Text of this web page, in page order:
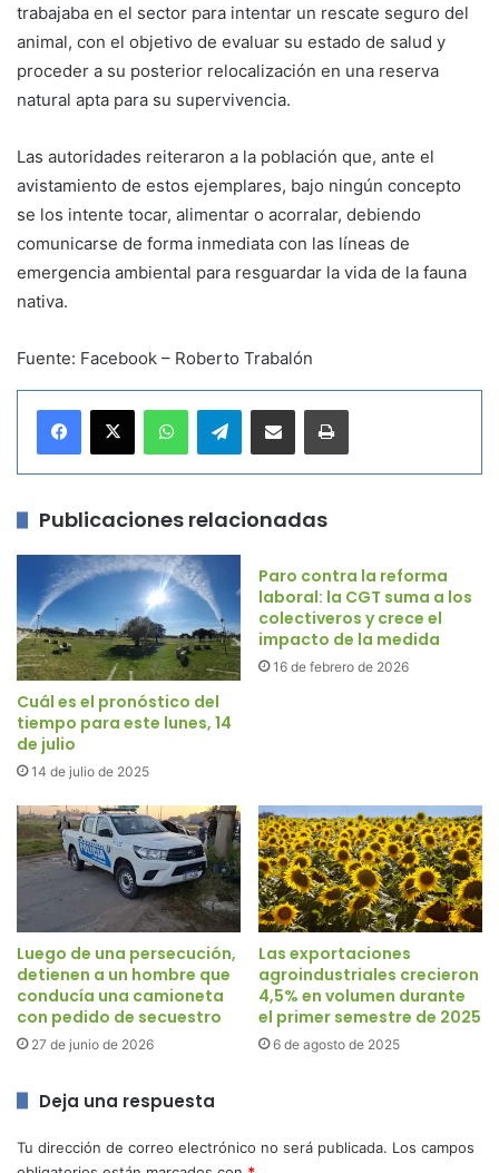
trabajaba en el sector para intentar un rescate seguro del
animal, con el objetivo de evaluar su estado de salud y
proceder a su posterior relocalización en una reserva
natural apta para su supervivencia.
Las autoridades reiteraron a la población que, ante el
avistamiento de estos ejemplares, bajo ningún concepto
se los intente tocar, alimentar o acorralar, debiendo
comunicarse de forma inmediata con las líneas de
emergencia ambiental para resguardar la vida de la fauna
nativa.
Fuente: Facebook – Roberto Trabalón
Telegram
Publicaciones relacionadas
Cuál es el pronóstico del
tiempo para este lunes, 14
de julio
14 de julio de 2025
Paro contra la reforma
laboral: la CGT suma a los
colectiveros y crece el
impacto de la medida
16 de febrero de 2026
Luego de una persecución,
detienen a un hombre que
conducía una camioneta
con pedido de secuestro
27 de junio de 2026
Las exportaciones
agroindustriales crecieron
4,5% en volumen durante
el primer semestre de 2025
6 de agosto de 2025
Deja una respuesta
Tu dirección de correo electrónico no será publicada. Los campos